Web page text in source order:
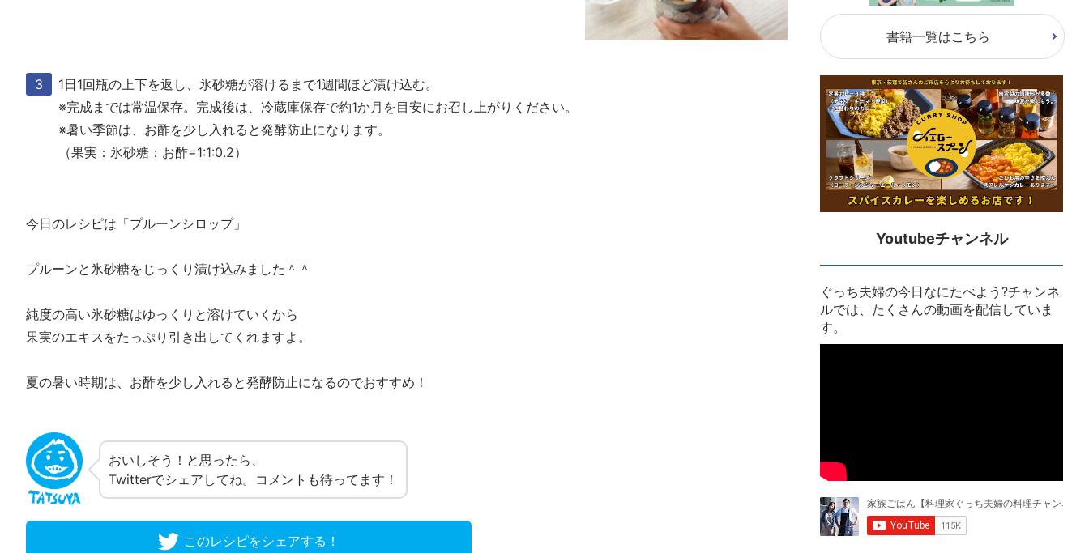
1日1回瓶の上下を返し、氷砂糖が溶けるまで1週間ほど漬け込む。
※完成までは常温保存。完成後は、冷蔵庫保存で約1か月を目安にお召し上がりください。
※暑い季節は、お酢を少し入れると発酵防止になります。
（果実：氷砂糖：お酢=1:1:0.2）
今日のレシピは「プルーンシロップ」
プルーンと氷砂糖をじっくり漬け込みました＾＾
純度の高い氷砂糖はゆっくりと溶けていくから
果実のエキスをたっぷり引き出してくれますよ。
夏の暑い時期は、お酢を少し入れると発酵防止になるのでおすすめ！
おいしそう！と思ったら、
Twitterでシェアしてね。コメントも待ってます！
このレシピをシェアする！
書籍一覧はこちら
Youtubeチャンネル
ぐっち夫婦の今日なにたべよう?チャンネ
ルでは、たくさんの動画を配信していま
す。